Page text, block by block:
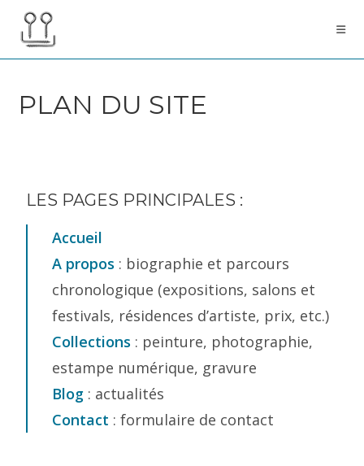
PLAN DU SITE
LES PAGES PRINCIPALES :
Accueil
A propos : biographie et parcours
chronologique (expositions, salons et
festivals, résidences d’artiste, prix, etc.)
Collections : peinture, photographie,
estampe numérique, gravure
Blog : actualités
Contact : formulaire de contact